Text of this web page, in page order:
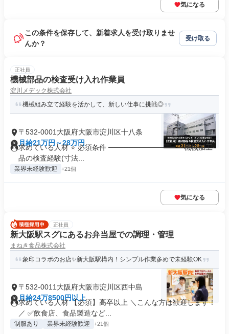
気になる
この条件を保存して、新着求人を受け取りませ
んか？
受け取る
正社員
機械部品の検査受け入れ作業員
淀川メデック株式会社
機械組み立て経験を活かして、新しい仕事に挑戦◎
〒532-0001大阪府大阪市淀川区十八条
月給21万円～28万円
求めている人材 ⭐ 必須条件 ───────────── ・機械加工
品の検査経験(寸法...
業界未経験歓迎 +21個
気になる
正社員
新大阪駅スグにあるお弁当屋での調理・管理
まねき食品株式会社
象印コラボのお店✨新大阪駅構内！シンプル作業多めで未経験OK
〒532-0011大阪府大阪市淀川区西中島
月給24万8500円以上
求めている人材 【必須】高卒以上 ＼こんな方は歓迎します！
／ ✅飲食店、食品製造など...
制服あり 業界未経験歓迎 +21個